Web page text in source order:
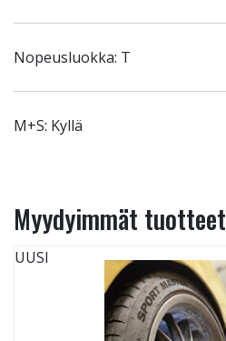
Nopeusluokka: T
M+S: Kyllä
Myydyimmät tuotteet
UUSI